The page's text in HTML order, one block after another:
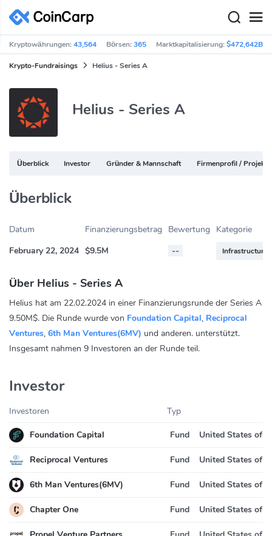
Kryptowährungen:43,564 Börsen:365 Marktkapitalisierung:$472,642B
Krypto-Fundraisings Helius - Series A
Helius - Series A
Überblick Investor Gründer & Mannschaft Firmenprofil /
Überblick
Datum
February 22, 2024
Finanzierungsbetrag
$9.5M
Bewertung
--
Kategorie
Infrastructure
Über Helius - Series A
Helius hat am 22.02.2024 in einer Finanzierungsrunde der Series A
9.50M$. Die Runde wurde von Foundation Capital, Reciprocal
Ventures, 6th Man Ventures(6MV) und anderen. unterstützt.
Insgesamt nahmen 9 Investoren an der Runde teil.
Investor
Investoren Typ
Foundation Capital Fund United States of
Reciprocal Ventures Fund United States of
6th Man Ventures(6MV) Fund United States of
Chapter One Fund United States of